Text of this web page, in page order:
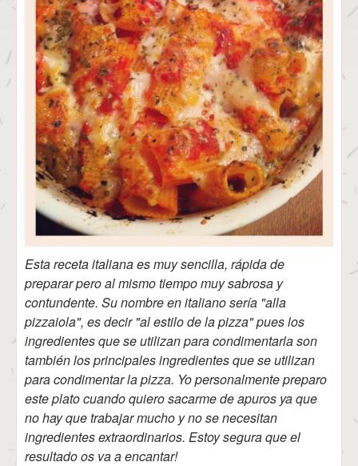
Esta receta italiana es muy sencilla, rápida de
preparar pero al mismo tiempo muy sabrosa y
contundente. Su nombre en italiano sería "alla
pizzaiola", es decir "al estilo de la pizza" pues los
ingredientes que se utilizan para condimentarla son
también los principales ingredientes que se utilizan
para condimentar la pizza. Yo personalmente preparo
este plato cuando quiero sacarme de apuros ya que
no hay que trabajar mucho y no se necesitan
ingredientes extraordinarios. Estoy segura que el
resultado os va a encantar!